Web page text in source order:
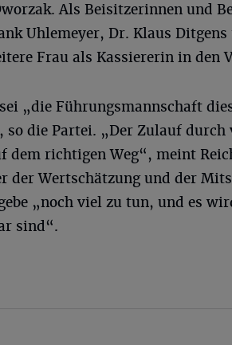
Als Beisitzerinnen und
Uhlemeyer, Dr. Klaus
Frau als Kassiererin in den
„die Führungsmannschaft
so die Partei. „Der Zulauf
dem richtigen Weg“, meint
der Wertschätzung und der
„noch viel zu tun, und es
sind“.